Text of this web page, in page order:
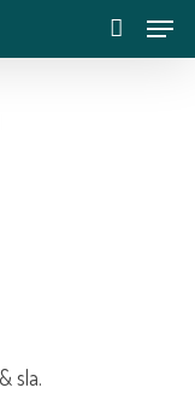
account
Menu
sla.